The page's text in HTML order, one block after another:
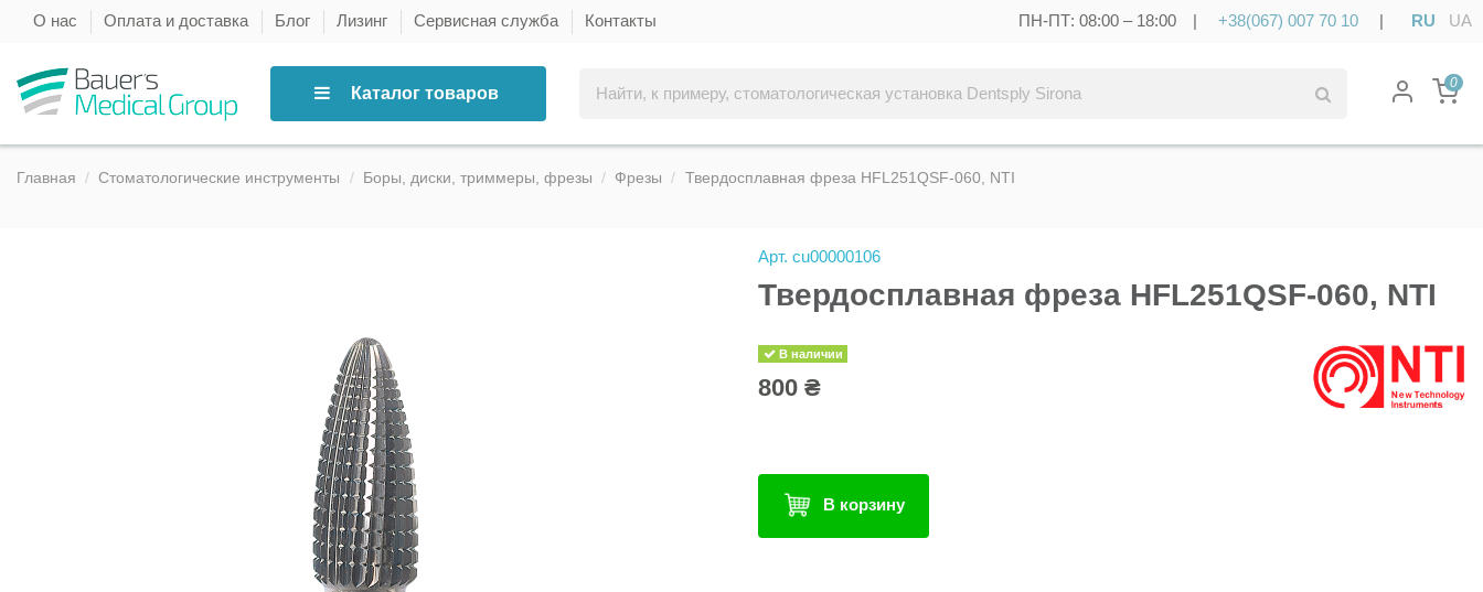
О нас Оплата и доставка Блог Лизинг Сервисная служба Контакты ПН-ПТ: 08:00 – 18:00 | +38(067) 007 70 10 | RU UA
Каталог товаров
0
Главная Стоматологические инструменты Боры, диски, триммеры, фрезы Фрезы Твердосплавная фреза HFL251QSF-060, NTI
Арт. cu00000106
Твердосплавная фреза HFL251QSF-060, NTI
В наличии
800 ₴
В корзину